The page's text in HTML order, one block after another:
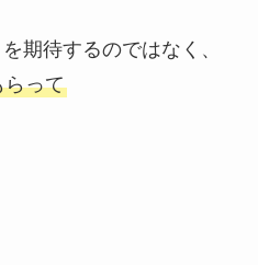
期待するのではなく、
らって